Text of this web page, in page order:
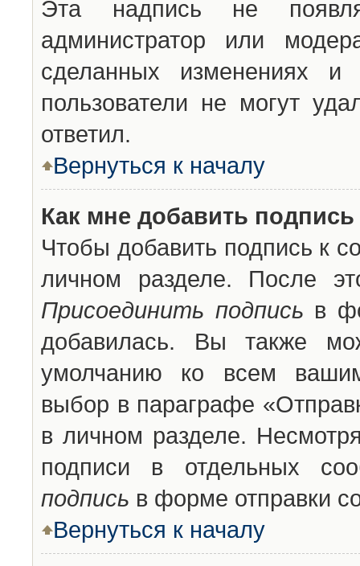
Эта надпись не
администратор или
сделанных изменениях
пользователи не могут
ответил.
Вернуться к началу
Как мне добавить
Чтобы добавить подпись к
личном разделе. После
Присоединить подпись в
добавилась. Вы также
умолчанию ко всем
выбор в параграфе
в личном разделе.
подписи в отдельных
подпись в форме отправки
Вернуться к началу